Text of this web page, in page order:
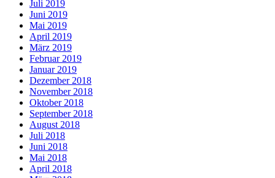
Juli 2019
Juni 2019
Mai 2019
April 2019
März 2019
Februar 2019
Januar 2019
Dezember 2018
November 2018
Oktober 2018
September 2018
August 2018
Juli 2018
Juni 2018
Mai 2018
April 2018